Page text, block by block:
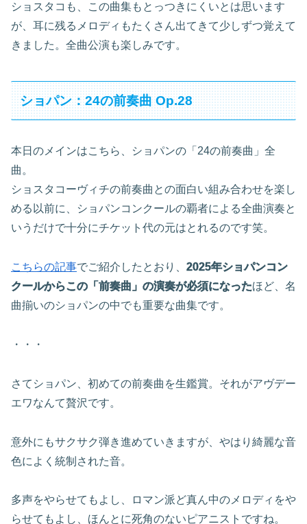
ショスタコも、この曲集もとっつきにくいとは思います
が、耳に残るメロディもたくさん出てきて少しずつ覚えて
きました。全曲公演も楽しみです。
ショパン：24の前奏曲 Op.28
本日のメインはこちら、ショパンの「24の前奏曲」全
曲。
ショスタコーヴィチの前奏曲との面白い組み合わせを楽し
める以前に、ショパンコンクールの覇者による全曲演奏と
いうだけで十分にチケット代の元はとれるのです笑。
こちらの記事でご紹介したとおり、 2025年ショパンコン
クールからこの「前奏曲」の演奏が必須になったほど、名
曲揃いのショパンの中でも重要な曲集です。
・・・
さてショパン、初めての前奏曲を生鑑賞。それがアヴデー
エワなんて贅沢です。
意外にもサクサク弾き進めていきますが、やはり綺麗な音
色によく統制された音。
多声をやらせてもよし、ロマン派ど真ん中のメロディをや
らせてもよし、ほんとに死角のないピアニストですね。